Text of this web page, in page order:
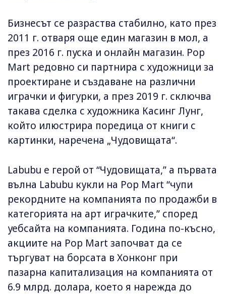
Бизнесът се разраства стабилно, като през
2011 г. отваря още един магазин в мол, а
през 2016 г. пуска и онлайн магазин. Pop
Mart редовно си партнира с художници за
проектиране и създаване на различни
играчки и фигурки, а през 2019 г. сключва
такава сделка с художника Касинг Лунг,
който илюстрира поредица от книги с
картинки, наречена „Чудовищата“.
Labubu е герой от “Чудовищата,” а първата
вълна Labubu кукли на Pop Mart “чупи
рекордните на компанията по продажби в
категорията на арт играчките,” според
уебсайта на компанията. Година по-късно,
акциите на Pop Mart започват да се
търгуват на борсата в Хонконг при
пазарна капитализация на компанията от
6.9 млрд. долара, което я нарежда до